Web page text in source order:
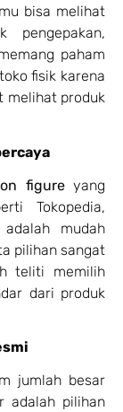
bisa melihat
pengepakan,
paham
fisik karena
melihat produk
figureyang
Tokopedia,
mudah
pilihan sangat
teliti memilih
dari produk
jumlah besar
adalah pilihan